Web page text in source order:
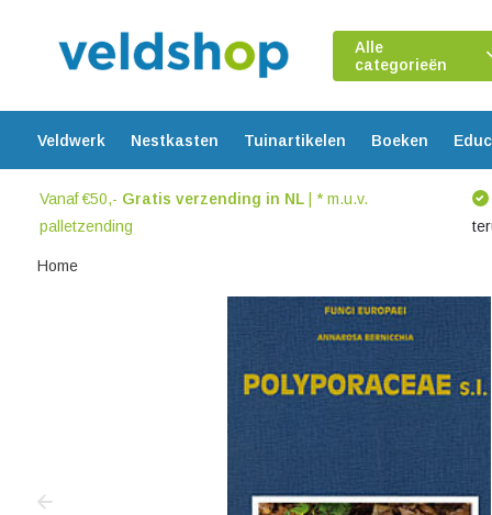
Alle
categorieën
Veldwerk Nestkasten Tuinartikelen Boeken
Vanaf €50,- Gratis verzending in NL| * m.u.v.
palletzending
Home